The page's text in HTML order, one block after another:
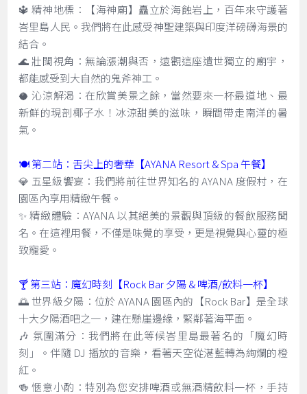
🔱 精神地標：【海神廟】矗立於海蝕岩上，百年來守護著
峇里島人民。我們將在此感受神聖建築與印度洋磅礴海景的
結合。
🌊 壯闊視角：無論漲潮與否，遠觀這座遺世獨立的廟宇，
都能感受到大自然的鬼斧神工。
🥥 沁涼解渴：在欣賞美景之餘，當然要來一杯最道地、最
新鮮的現剖椰子水！冰涼甜美的滋味，瞬間帶走南洋的暑
氣。
🍽️ 第二站：舌尖上的奢華【AYANA Resort & Spa 午餐】
💎 五星級饗宴：我們將前往世界知名的 AYANA 度假村，在
園區內享用精緻午餐。
✨ 精緻體驗：AYANA 以其絕美的景觀與頂級的餐飲服務聞
名。在這裡用餐，不僅是味覺的享受，更是視覺與心靈的極
致寵愛。
🍸 第三站：魔幻時刻【Rock Bar 夕陽 & 啤酒/飲料一杯】
🌅 世界級夕陽：位於 AYANA 園區內的【Rock Bar】是全球
十大夕陽酒吧之一，建在懸崖邊緣，緊鄰著海平面。
🎶 氛圍滿分：我們將在此等候峇里島最著名的「魔幻時
刻」。伴隨 DJ 播放的音樂，看著天空從湛藍轉為絢爛的橙
紅。
🍻 愜意小酌：特別為您安排啤酒或無酒精飲料一杯，手持